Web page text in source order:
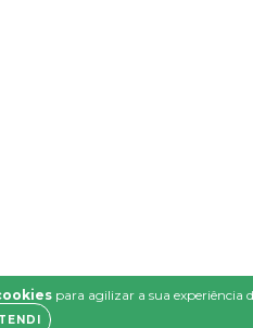
para agilizar a sua experiência